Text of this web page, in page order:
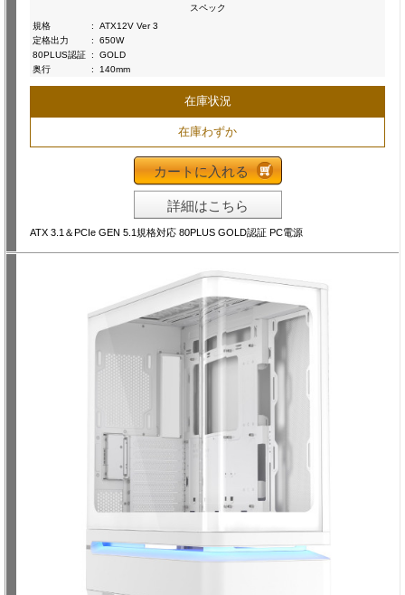
スペック
規格
:
ATX12V Ver 3
定格出力
:
650W
80PLUS認証 :
GOLD
奥行
: 140mm
在庫状況
在庫わずか
カートに入れる
詳細はこちら
ATX 3.1＆PCIe GEN 5.1規格対応 80PLUS GOLD認証 PC電源